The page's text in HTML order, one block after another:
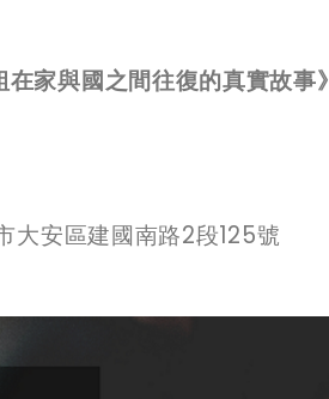
家與國之間往復的真實故事》
大安區建國南路2段125號